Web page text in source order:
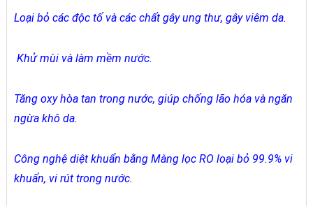
Loại bỏ các độc tố và các chất gây ung thư, gây viêm da.
Khử mùi và làm mềm nước.
Tăng oxy hòa tan trong nước, giúp chống lão hóa và ngăn
ngừa khô da.
Công nghệ diệt khuẩn bằng Màng lọc RO loại bỏ 99.9% vi
khuẩn, vi rút trong nước.